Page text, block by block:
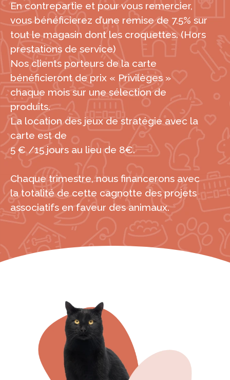
En contrepartie et pour vous remercier,
vous bénéficierez d’une remise de 7.5% sur
tout le magasin dont les croquettes. (Hors
prestations de service)
Nos clients porteurs de la carte
bénéficieront de prix « Privilèges »
chaque mois sur une sélection de
produits.
La location des jeux de stratégie avec la
carte est de
5 € /15 jours au lieu de 8€.
Chaque trimestre, nous financerons avec
la totalité de cette cagnotte des projets
associatifs en faveur des animaux.